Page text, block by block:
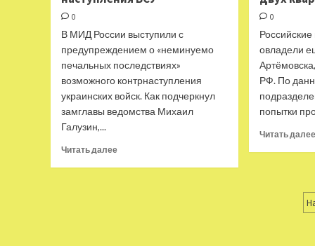
0
В МИД России выступили с
предупреждением о «неминуемо
печальных последствиях»
возможного контрнаступления
украинских войск. Как подчеркнул
замглавы ведомства Михаил
Галузин,...
Читать далееПрочитать
0
овладели
РФ. По
попытки
Читать далее